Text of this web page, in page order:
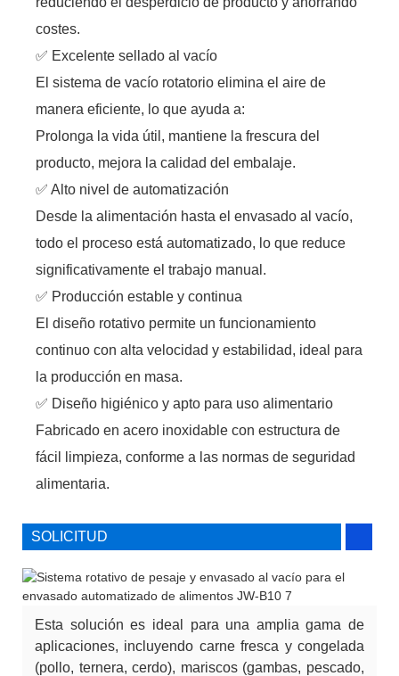
costes.
✅ Excelente sellado al vacío
El sistema de vacío rotatorio elimina el aire de
manera eficiente, lo que ayuda a:
Prolonga la vida útil, mantiene la frescura del
producto, mejora la calidad del embalaje.
✅ Alto nivel de automatización
Desde la alimentación hasta el envasado al vacío,
todo el proceso está automatizado, lo que reduce
significativamente el trabajo manual.
✅ Producción estable y continua
El diseño rotativo permite un funcionamiento
continuo con alta velocidad y estabilidad, ideal para
la producción en masa.
✅ Diseño higiénico y apto para uso alimentario
Fabricado en acero inoxidable con estructura de
fácil limpieza, conforme a las normas de seguridad
alimentaria.
SOLICITUD
Esta solución es ideal para una amplia gama de
aplicaciones, incluyendo carne fresca y congelada
(pollo, ternera, cerdo), mariscos (gambas, pescado,